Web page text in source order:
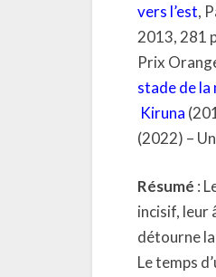
vers l’est,
2013, 281
Prix
stade de la
Kiruna
(2022) –
Résumé :
incisif, leur
détourne
Le temps